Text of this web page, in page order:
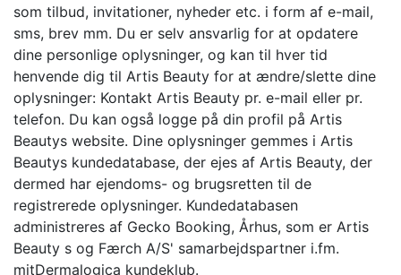
som tilbud, invitationer, nyheder etc. i form af e-mail,
sms, brev mm. Du er selv ansvarlig for at opdatere
dine personlige oplysninger, og kan til hver tid
henvende dig til Artis Beauty for at ændre/slette dine
oplysninger: Kontakt Artis Beauty pr. e-mail eller pr.
telefon. Du kan også logge på din profil på Artis
Beautys website. Dine oplysninger gemmes i Artis
Beautys kundedatabase, der ejes af Artis Beauty, der
dermed har ejendoms- og brugsretten til de
registrerede oplysninger. Kundedatabasen
administreres af Gecko Booking, Århus, som er Artis
Beauty s og Færch A/S' samarbejdspartner i.fm.
mitDermalogica kundeklub.